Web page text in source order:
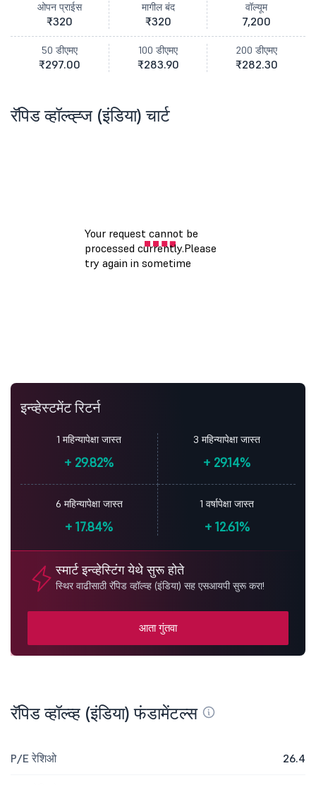
ओपन प्राईस
₹320
मागील बंद
₹320
वॉल्यूम
7,200
50 डीएमए
₹297.00
100 डीएमए
₹283.90
200 डीएमए
₹282.30
रॅपिड व्हॉल्व्ह्ज (इंडिया) चार्ट
इन्व्हेस्टमेंट रिटर्न
1 महिन्यापेक्षा जास्त
+ 29.82%
3 महिन्यापेक्षा जास्त
+ 29.14%
6 महिन्यापेक्षा जास्त
+ 17.84%
1 वर्षापेक्षा जास्त
+12.61%
स्मार्ट इन्व्हेस्टिंग येथे सुरू होते
स्थिर वाढीसाठी रॅपिड व्हॉल्व्ह (इंडिया) सह एसआयपी सुरू करा!
आता गुंतवा
रॅपिड व्हॉल्व्ह (इंडिया) फंडामेंटल्स
P/E रेशिओ 26.4